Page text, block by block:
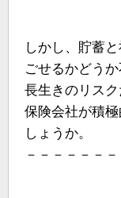
しかし、貯蓄
ごせるかどう
長生きのリス
保険会社が積
しょうか。
－－－－－－